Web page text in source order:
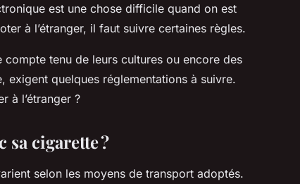
est une chose difficile quand on est
à l’étranger, il faut suivre certaines règles.
tenu de leurs cultures ou encore des
quelques réglementations à suivre.
à l’étranger ?
sa cigarette ?
selon les moyens de transport adoptés.